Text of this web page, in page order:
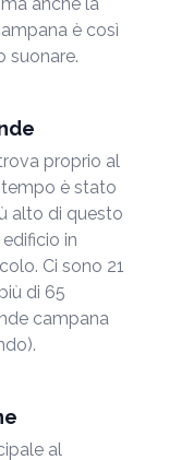
è così
suonare.
proprio al
è stato
alto di questo
in
Ci sono 21
di 65
campana
al